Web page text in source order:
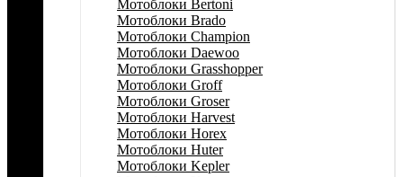
Мотоблоки Bertoni
Мотоблоки Brado
Мотоблоки Champion
Мотоблоки Daewoo
Мотоблоки Grasshopper
Мотоблоки Groff
Мотоблоки Groser
Мотоблоки Harvest
Мотоблоки Horex
Мотоблоки Huter
Мотоблоки Kepler